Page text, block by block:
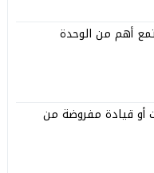
أهم من الوحدة
أو قيادة مفروضة من